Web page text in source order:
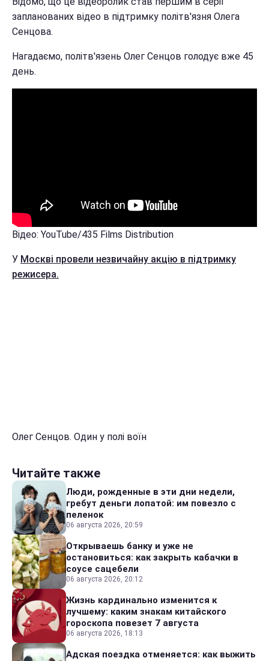
запланованих відео в підтримку політв'язня Олега
Сенцова.
Нагадаємо, політв'язень Олег Сенцов голодує вже 45
день.
Відео: YouTube/435 Films Distribution
У Москві провели незвичайну акцію в підтримку
режисера.
Олег Сенцов. Один у полі воїн
Читайте также
Люди, рожденные в эти дни недели,
гребут деньги лопатой: им повезло с
пеленок
06 августа 2026, 20:59
Открываешь банку и уже не
остановиться: как закрыть кабачки в
соусе сацебели
06 августа 2026, 20:12
Жизнь кардинально изменится к
лучшему: каким знакам китайского
гороскопа повезет 7 августа
06 августа 2026, 18:13
Адская поездка отменяется: как выжить